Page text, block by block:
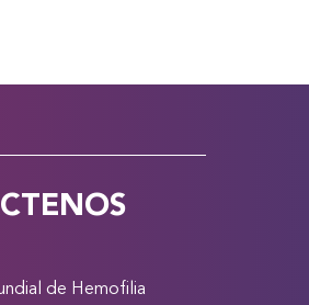
de Hemofilia